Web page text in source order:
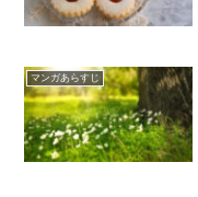
マンガあらすじ